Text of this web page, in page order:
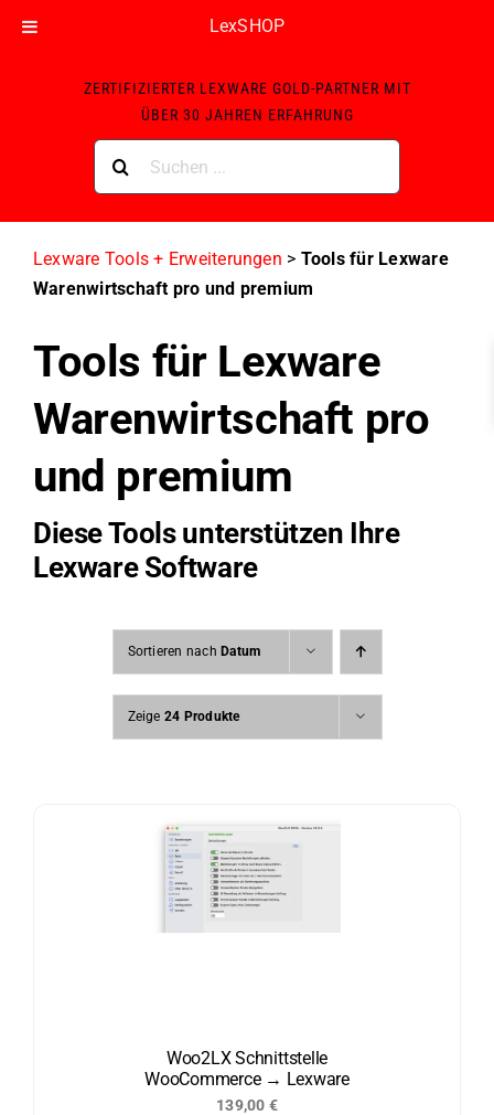
LexSHOP
ZERTIFIZIERTER LEXWARE GOLD-PARTNER MIT
ÜBER 30 JAHREN ERFAHRUNG
nach:
Lexware Tools + Erweiterungen > Tools für Lexware
Warenwirtschaft pro und premium
Tools für Lexware
Warenwirtschaft pro
und premium
Diese Tools unterstützen Ihre
Lexware Software
Sortieren nachDatum
Zeige 24 Produkte
Woo2LX Schnittstelle
WooCommerce → Lexware
139,00 €